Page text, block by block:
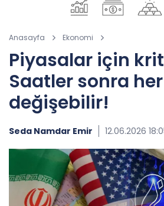
Anasayfa Ekonomi
Piyasalar için
Saatler sonra
değişebilir!
Seda Namdar Emir 12.06.2026